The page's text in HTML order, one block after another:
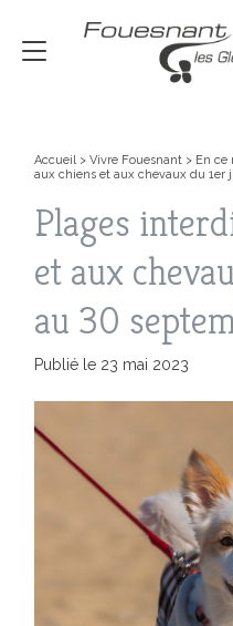
Accueil>Vivre Fouesnant > En ce
aux chiens et aux chevaux du 1er
Plages
et aux
au 30
Publié le 23 mai 2023